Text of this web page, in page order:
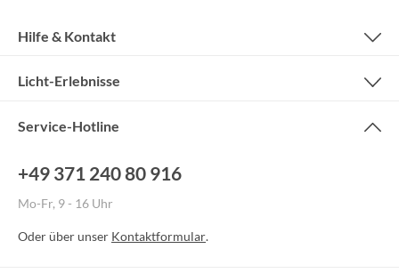
Service-Hotline
+49 371 240 80 916
Mo-Fr, 9 - 16 Uhr
Oder über unser Kontaktformular.
Hilfe & Kontakt
Licht-Erlebnisse